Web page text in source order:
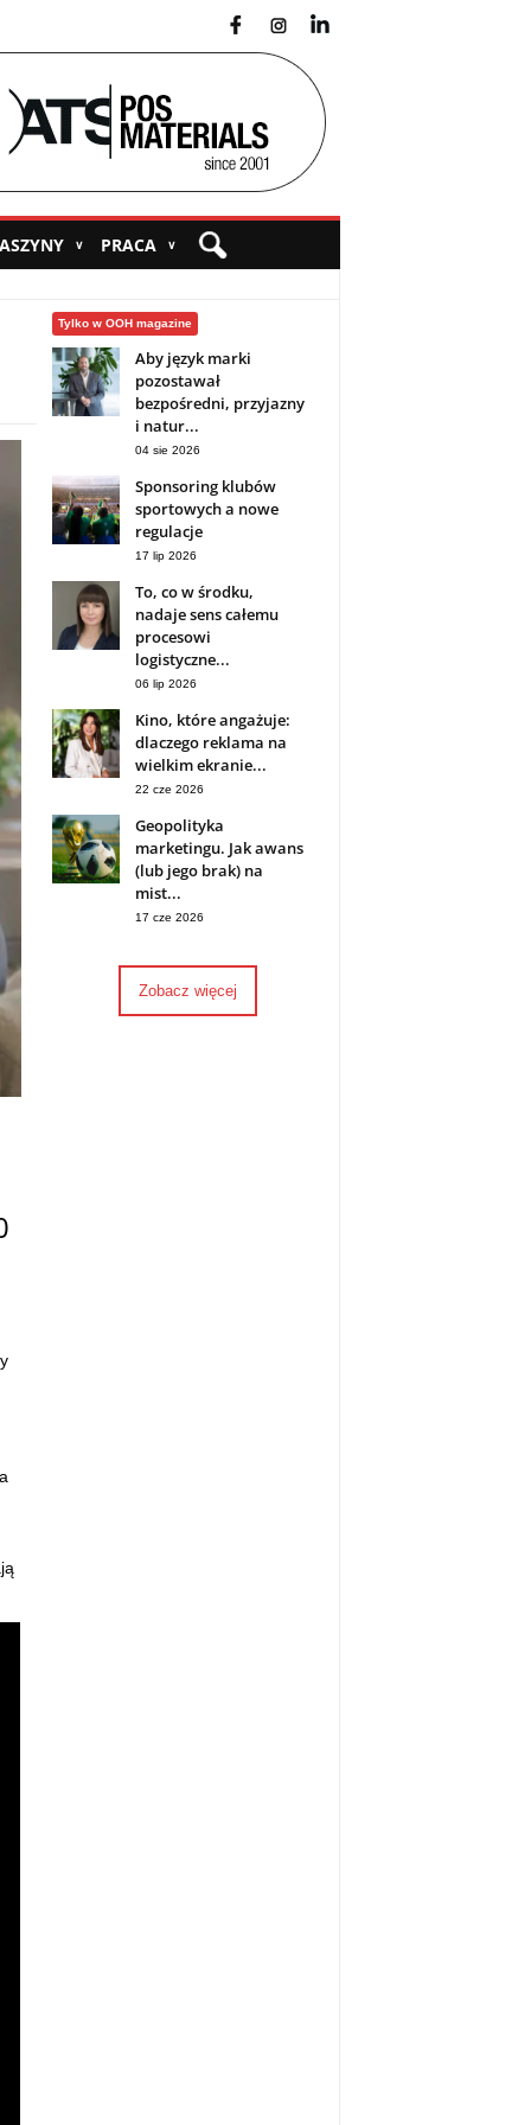
∨ PRACA ∨
Tylko w OOH magazine
Aby język marki
pozostawał
bezpośredni, przyjazny
i natur...
04 sie 2026
Sponsoring klubów
sportowych a nowe
regulacje
17 lip 2026
To, co w środku,
nadaje sens całemu
procesowi
logistyczne...
06 lip 2026
Kino, które angażuje:
dlaczego reklama na
wielkim ekranie...
22 cze 2026
Geopolityka
marketingu. Jak awans
(lub jego brak) na
mist...
17 cze 2026
Zobacz więcej